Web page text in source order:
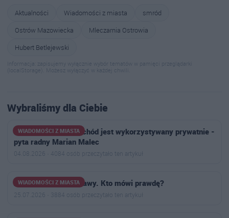
Aktualności
Wiadomości z miasta
smród
Ostrów Mazowiecka
Mleczarnia Ostrowia
Hubert Betlejewski
Informacja: zapisujemy wyłącznie wybór tematów w pamięci przeglądarki
(localStorage). Możesz wyłączyć w każdej chwili.
Wybraliśmy dla Ciebie
WIADOMOŚCI Z MIASTA
Czy służbowy samochód jest wykorzystywany prywatnie -
pyta radny Marian Malec
04.08.2026 · 4084 osób przeczytało ten artykuł
WIADOMOŚCI Z MIASTA
Awantura o stertę trawy. Kto mówi prawdę?
25.07.2026 · 3884 osób przeczytało ten artykuł